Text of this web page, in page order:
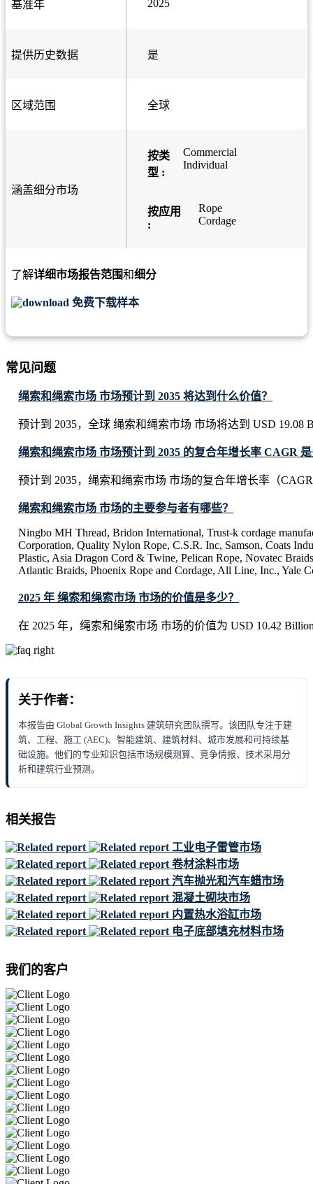
基准年 2025
提供历史数据 是
区域范围 全球
涵盖细分市场
按类
型 :
Commercial
Individual
按应用
:
Rope
Cordage
了解详细市场报告范围和细分
免费下载样本
常见问题
绳索和绳索市场 市场预计到 2035 将达到什么价值？
预计到 2035，全球 绳索和绳索市场 市场将达到 USD 19.08
绳索和绳索市场 市场预计到 2035 的复合年增长率 CAGR
预计到 2035，绳索和绳索市场 市场的复合年增长率（
绳索和绳索市场 市场的主要参与者有哪些？
Ningbo MH Thread, Bridon International, Trust-k cordage
Corporation, Quality Nylon Rope, C.S.R. Inc, Samson, Coats
Plastic, Asia Dragon Cord & Twine, Pelican Rope, Novatec
Atlantic Braids, Phoenix Rope and Cordage, All Line, Inc., Yale
2025 年 绳索和绳索市场 市场的价值是多少？
在 2025 年，绳索和绳索市场 市场的价值为 USD 10.42
关于作者：
本报告由 Global Growth Insights 建筑研究团队撰写。该团队专注于建
筑、工程、施工 (AEC)、智能建筑、建筑材料、城市发展和可持续基
础设施。他们的专业知识包括市场规模测算、竞争情报、技术采用分
析和建筑行业预测。
相关报告
工业电子雷管市场
卷材涂料市场
汽车抛光和汽车蜡市场
混凝土砌块市场
内置热水浴缸市场
电子底部填充材料市场
我们的客户